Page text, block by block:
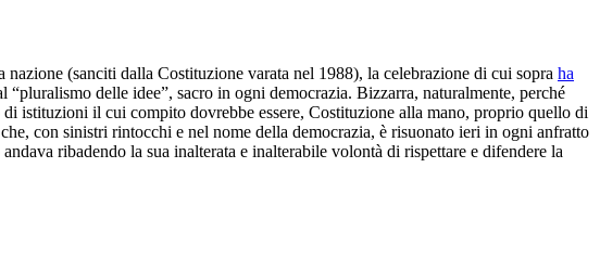
(sanciti dalla Costituzione varata nel 1988), la celebrazione di cui sopra ha
“pluralismo delle idee”, sacro in ogni democrazia. Bizzarra, naturalmente, perché
istituzioni il cui compito dovrebbe essere, Costituzione alla mano, proprio quello di
con sinistri rintocchi e nel nome della democrazia, è risuonato ieri in ogni anfratto
ribadendo la sua inalterata e inalterabile volontà di rispettare e difendere la